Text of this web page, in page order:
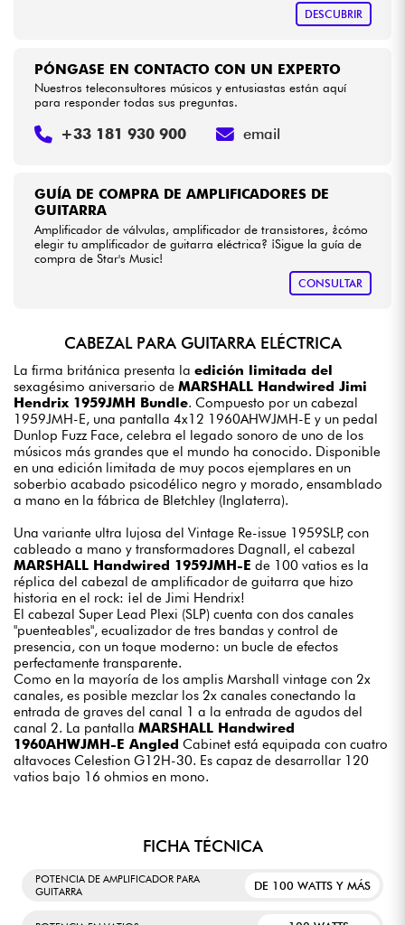
DESCUBRIR
GUÍA DE COMPRA DE AMPLIFICADORES DE
GUITARRA
Amplificador de válvulas, amplificador de transistores, ¿cómo
elegir tu amplificador de guitarra eléctrica? ¡Sigue la guía de
compra de Star's Music!
CONSULTAR
PÓNGASE EN CONTACTO CON UN EXPERTO
Nuestros teleconsultores músicos y entusiastas están aquí
para responder todas sus preguntas.
+33 181 930 900 email
CABEZAL PARA GUITARRA ELÉCTRICA
La firma británica presenta la edición limitada del
sexagésimo aniversario de MARSHALL Handwired Jimi
Hendrix 1959JMH Bundle. Compuesto por un cabezal
1959JMH-E, una pantalla 4x12 1960AHWJMH-E y un pedal
Dunlop Fuzz Face, celebra el legado sonoro de uno de los
músicos más grandes que el mundo ha conocido. Disponible
en una edición limitada de muy pocos ejemplares en un
soberbio acabado psicodélico negro y morado, ensamblado
a mano en la fábrica de Bletchley (Inglaterra).
Una variante ultra lujosa del Vintage Re-issue 1959SLP, con
cableado a mano y transformadores Dagnall, el cabezal
MARSHALL Handwired 1959JMH-E de 100 vatios es la
réplica del cabezal de amplificador de guitarra que hizo
historia en el rock: ¡el de Jimi Hendrix!
El cabezal Super Lead Plexi (SLP) cuenta con dos canales
"puenteables", ecualizador de tres bandas y control de
presencia, con un toque moderno: un bucle de efectos
perfectamente transparente.
Como en la mayoría de los amplis Marshall vintage con 2x
canales, es posible mezclar los 2x canales conectando la
entrada de graves del canal 1 a la entrada de agudos del
canal 2. La pantalla MARSHALL Handwired
1960AHWJMH-E Angled Cabinet está equipada con cuatro
altavoces Celestion G12H-30. Es capaz de desarrollar 120
vatios bajo 16 ohmios en mono.
FICHA TÉCNICA
POTENCIA DE AMPLIFICADOR PARA
GUITARRA
DE 100 WATTS Y MÁS